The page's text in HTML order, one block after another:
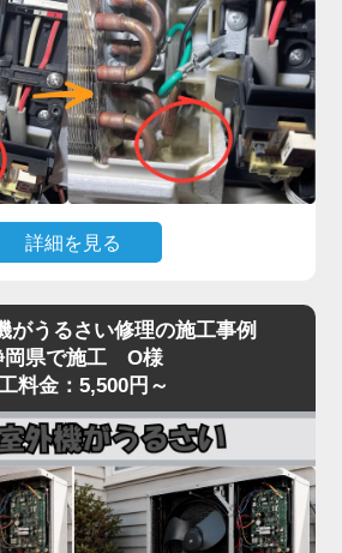
もあります。
年メンテナンスを行っていない
まりや冷媒回路の不調、ファン
化が重なり、本来の冷却性能の
きていない状態も珍しくありま
度の軽微な症状を放置すると、コ
負荷で焼き付くなど高額修理に発
して原因を切り分けながら点検
冷媒・電気系統まで一貫して対
術者が、メーカーや型番を問わ
短即日で修理いたします。
と感じたら、お早めにご相談く
詳細を見る
漏れ」トラブルは、当店でも夏場
です。
、ドレンホース（結露水を屋外に
まりです。長年使用しているとホ
カビ・虫が侵入し、水の流れを
りが関係するケースも多い一方
がうるさい修理の施工事例
岡県で施工 O様
料金：5,500円～